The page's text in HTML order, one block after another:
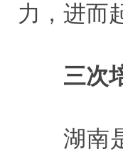
力，进而
三次
湖南